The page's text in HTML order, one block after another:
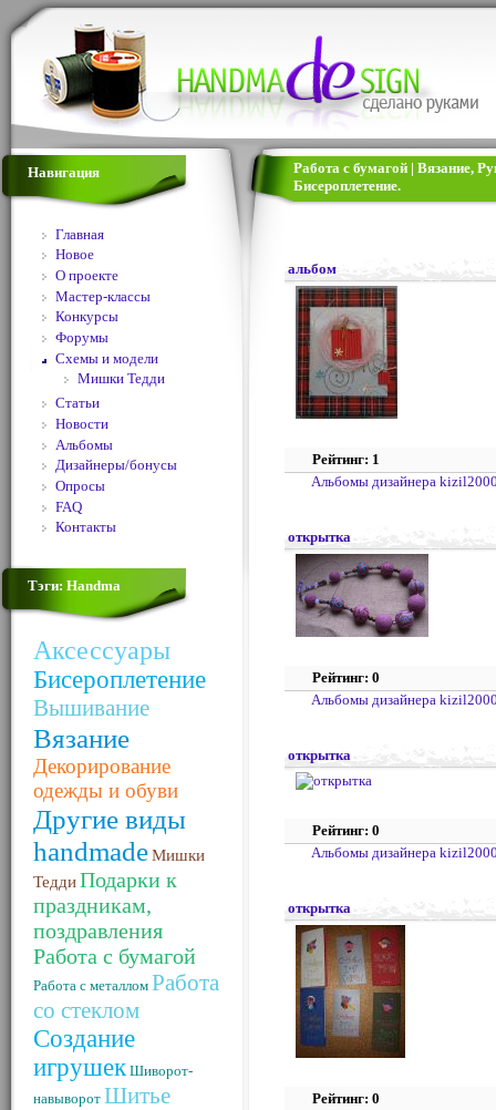
Навигация
Главная
Новое
О проекте
Мастер-классы
Конкурсы
Форумы
Схемы и модели
Мишки Тедди
Статьи
Новости
Альбомы
Дизайнеры/бонусы
Опросы
FAQ
Контакты
Тэги: Handma
Аксессуары
Бисероплетение
Вышивание
Вязание
Декорирование
одежды и обуви
Другие виды
handmadeМишки
ТеддиПодарки к
праздникам,
поздравления
Работа с бумагой
Работа с металлом Работа
со стеклом
Создание
игрушек Шиворот-
навыворот Шитье
Работа с бумагой | Вязание,
Бисероплетение.
альбом
Рейтинг: 1
Альбомы дизайнера
открытка
Рейтинг: 0
Альбомы дизайнера
открытка
Рейтинг: 0
Альбомы дизайнера
открытка
Рейтинг: 0